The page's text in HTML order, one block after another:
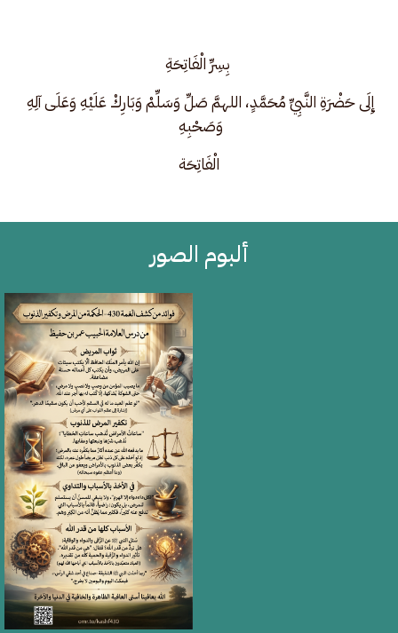
بِسِرِّ الْفَاتِحَةِ
إِلَى حَضْرَةِ النَّبِيِّ مُحَمَّدٍ، اللهمَّ صَلِّ وَسَلِّمْ وَبَارِكْ عَلَيْهِ وَعَلَى آلِهِ
وَصَحْبِهِ
الْفَاتِحَة
ألبوم الصور